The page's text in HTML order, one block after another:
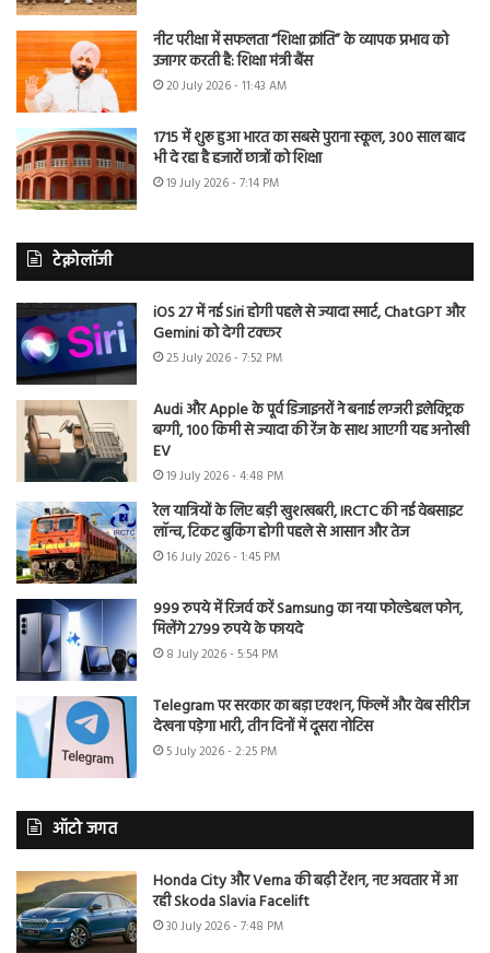
नीट परीक्षा में सफलता “शिक्षा क्रांति” के व्यापक प्रभाव को
उजागर करती है: शिक्षा मंत्री बैंस
20 July 2026 - 11:43 AM
1715 में शुरू हुआ भारत का सबसे पुराना स्कूल, 300 साल बाद
भी दे रहा है हजारों छात्रों को शिक्षा
19 July 2026 - 7:14 PM
टेक्नोलॉजी
iOS 27 में नई Siri होगी पहले से ज्यादा स्मार्ट, ChatGPT और
Gemini को देगी टक्कर
25 July 2026 - 7:52 PM
Audi और Apple के पूर्व डिजाइनरों ने बनाई लग्जरी इलेक्ट्रिक
बग्गी, 100 किमी से ज्यादा की रेंज के साथ आएगी यह अनोखी
EV
19 July 2026 - 4:48 PM
रेल यात्रियों के लिए बड़ी खुशखबरी, IRCTC की नई वेबसाइट
लॉन्च, टिकट बुकिंग होगी पहले से आसान और तेज
16 July 2026 - 1:45 PM
999 रुपये में रिजर्व करें Samsung का नया फोल्डेबल फोन,
मिलेंगे 2799 रुपये के फायदे
8 July 2026 - 5:54 PM
Telegram पर सरकार का बड़ा एक्शन, फिल्में और वेब सीरीज
देखना पड़ेगा भारी, तीन दिनों में दूसरा नोटिस
5 July 2026 - 2:25 PM
ऑटो जगत
Honda City और Verna की बढ़ी टेंशन, नए अवतार में आ
रही Skoda Slavia Facelift
30 July 2026 - 7:48 PM